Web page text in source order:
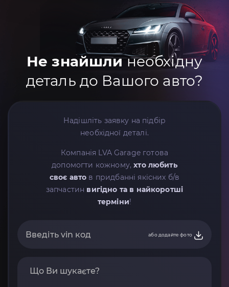
Не знайшлинеобхідну
деталь до Вашого авто?
Надішліть заявку на підбір
необхідної деталі.
Компанія LVA Garage готова
допомогти кожному,хто любить
своє авто в придбанні якісних б/в
запчастин вигідно та в найкоротші
терміни!
або додайте фото